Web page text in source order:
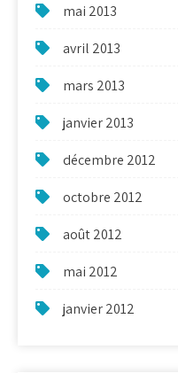
mai 2013
avril 2013
mars 2013
janvier 2013
décembre 2012
octobre 2012
août 2012
mai 2012
janvier 2012